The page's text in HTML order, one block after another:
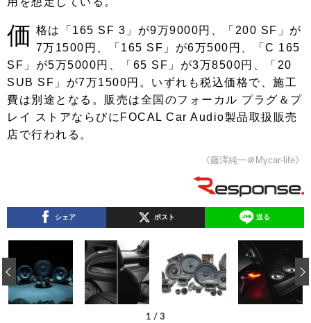
価 格は「165 SF 3」が9万9000円、「200 SF」が
7万1500円、「165 SF」が6万500円、「C 165
SF」が5万5000円、「65 SF」が3万8500円、「20
SUB SF」が7万1500円。いずれも税込価格で、施工
費は別途となる。販売は全国のフォーカル プラグ＆プ
レイ ストアならびにFOCAL Car Audio製品取扱販売
店で行われる。
《藤澤純一＠Mycar-life》
シェア ポスト 送る
1 / 3
‹